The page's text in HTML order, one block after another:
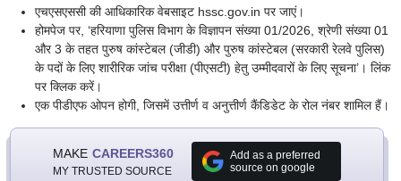
एचएसएससी की आधिकारिक वेबसाइट hssc.gov.in पर जाएं।
होमपेज पर, ‘हरियाणा पुलिस विभाग के विज्ञापन संख्या 01/2026, श्रेणी संख्या 01
और 3 के तहत पुरुष कांस्टेबल (जीडी) और पुरुष कांस्टेबल (सरकारी रेलवे पुलिस)
के पदों के लिए शारीरिक जांच परीक्षा (पीएसटी) हेतु उम्मीदवारों के लिए सूचना’। लिंक
पर क्लिक करें।
एक पीडीएफ ओपन होगी, जिसमें उत्तीर्ण व अनुत्तीर्ण कैंडिडेट के रोल नंबर शामिल हैं।
MAKE CAREERS360
MY TRUSTED SOURCE
Add as a preferred
source on google